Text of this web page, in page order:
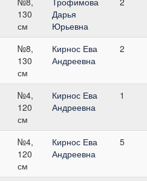
130
см
Дарья
Юрьевна
№8,
130
см
Кирнос Ева
Андреевна
2
№4,
120
см
Кирнос Ева
Андреевна
1
№4,
120
см
Кирнос Ева
Андреевна
5